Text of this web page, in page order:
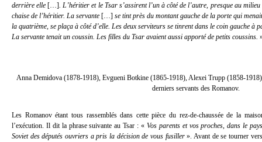
derrière elle […]. L’héritier et le Tsar s’assirent l’un à côté de l’autre, presque au
chaise de l’héritier. La servante […] se tint près du montant gauche de la porte qui
la quatrième, se plaça à côté d’elle. Les deux serviteurs se tinrent dans le coin gauche
La servante tenait un coussin. Les filles du Tsar avaient aussi apporté de petits coussins.
Anna Demidova (1878-1918), Evgueni Botkine (1865-1918), Alexei Trupp (1858-
derniers servants des Romanov.
Les Romanov étant tous rassemblés dans cette pièce du rez-de-chaussée de la
l’exécution. Il dit la phrase suivante au Tsar : «Vos parents et vos proches, dans le
Soviet des députés ouvriers a pris la décision de vous fusiller». Avant de se tourner